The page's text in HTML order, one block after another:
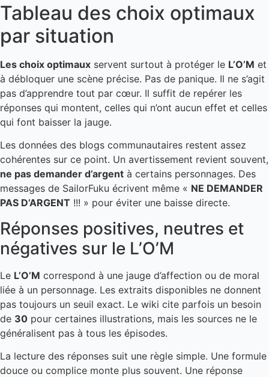
Tableau des choix optimaux
par situation
Les choix optimaux servent surtout à protéger le L’O’M et
à débloquer une scène précise. Pas de panique. Il ne s’agit
pas d’apprendre tout par cœur. Il suffit de repérer les
réponses qui montent, celles qui n’ont aucun effet et celles
qui font baisser la jauge.
Les données des blogs communautaires restent assez
cohérentes sur ce point. Un avertissement revient souvent,
ne pas demander d’argent à certains personnages. Des
messages de SailorFuku écrivent même « NE DEMANDER
PAS D’ARGENT !!! » pour éviter une baisse directe.
Réponses positives, neutres et
négatives sur le L’O’M
Le L’O’M correspond à une jauge d’affection ou de moral
liée à un personnage. Les extraits disponibles ne donnent
pas toujours un seuil exact. Le wiki cite parfois un besoin
de 30 pour certaines illustrations, mais les sources ne le
généralisent pas à tous les épisodes.
La lecture des réponses suit une règle simple. Une formule
douce ou complice monte plus souvent. Une réponse